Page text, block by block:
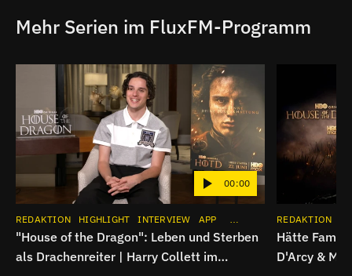
Mehr Serien im FluxFM-Programm
00:00
REDAKTION HIGHLIGHT INTERVIEW APP INSTAGRAM
"House of the Dragon": Leben und Sterben
als Drachenreiter | Harry Collett im
REDAKTION
Hätte
D'Arcy &